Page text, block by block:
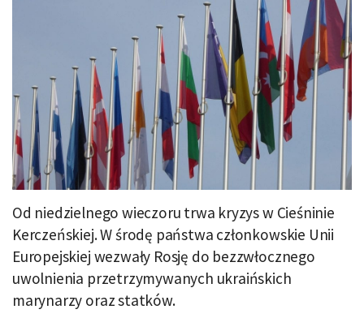
Od niedzielnego wieczoru trwa kryzys w Cieśninie
Kerczeńskiej. W środę państwa członkowskie Unii
Europejskiej wezwały Rosję do bezzwłocznego
uwolnienia przetrzymywanych ukraińskich
marynarzy oraz statków.